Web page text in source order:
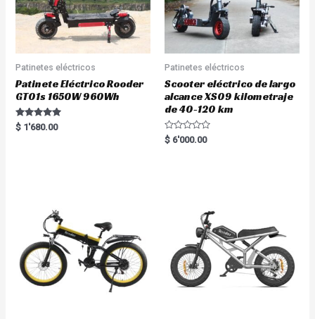
Patinetes eléctricos
Patinete Eléctrico Rooder
GT01s 1650W 960Wh
Rated
5.00
$ 1'680.00
Patinetes eléctricos
Scooter eléctrico de largo
alcance XS09 kilometraje
de 40-120 km
R
a
$ 6'000.00